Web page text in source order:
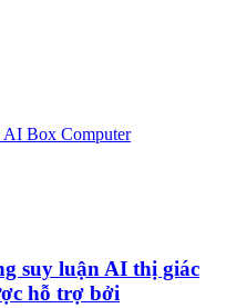
Box Computer
suy luận AI thị giác
hỗ trợ bởi